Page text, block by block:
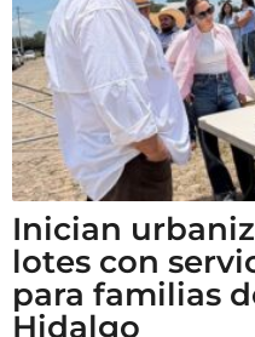
Inician
lotes con
para familias
Hidalgo